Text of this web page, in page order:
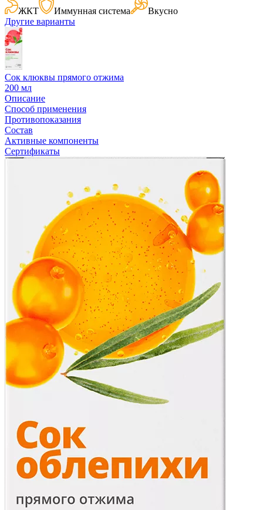
ЖКТ Иммунная система
Вкусно
Другие варианты
Сок клюквы прямого отжима
200 мл
Описание
Способ применения
Противопоказания
Состав
Активные компоненты
Сертификаты